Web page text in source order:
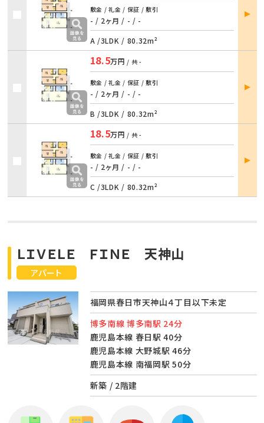
敷金 / 礼金 / 保証 / 敷引
- / 2ヶ月 / - / -
A /3LDK / 80.32m²
部屋
詳細
18.5万円 / 共-
敷金 / 礼金 / 保証 / 敷引
- / 2ヶ月 / - / -
B /3LDK / 80.32m²
部屋
詳細
18.5万円 / 共-
敷金 / 礼金 / 保証 / 敷引
- / 2ヶ月 / - / -
C /3LDK / 80.32m²
部屋
詳細
アパート
ＬＩＶＥＬＥ ＦＩＮＥ 天神山
福岡県春日市天神山４丁目以下未定
博多南線 博多南駅 24分
鹿児島本線 春日駅 40分
鹿児島本線 大野城駅 46分
鹿児島本線 南福岡駅 50分
新築 / 2階建